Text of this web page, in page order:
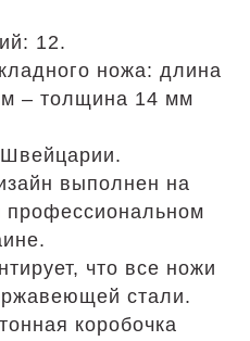
12.
ножа: длина
– толщина 14 мм
выполнен на
профессиональном
что все ножи
стали.
коробочка